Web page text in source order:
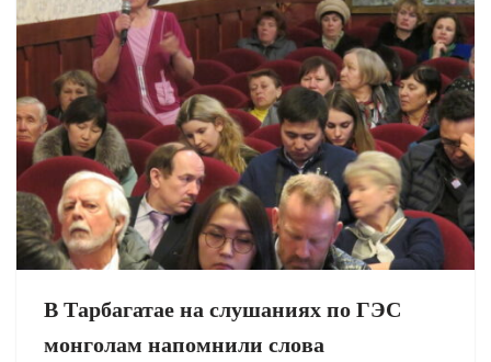
В Тарбагатае на слушаниях по ГЭС
монголам напомнили слова